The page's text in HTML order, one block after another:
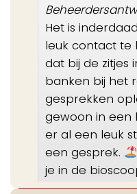
Het is
leuk contact te
dat bij de zitjes
banken bij het
gesprekken
gewoon in een
er al een leuk
een gesprek.
je in de